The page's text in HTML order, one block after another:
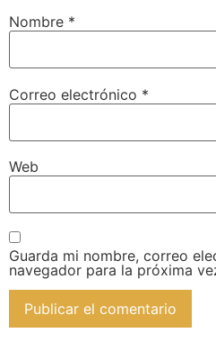
Nombre *
Correo electrónico *
Web
Guarda mi nombre, correo
navegador para la próxima